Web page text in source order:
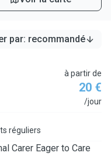
par: recommandé
à partir de
20 €
/jour
réguliers
Carer Eager to Care